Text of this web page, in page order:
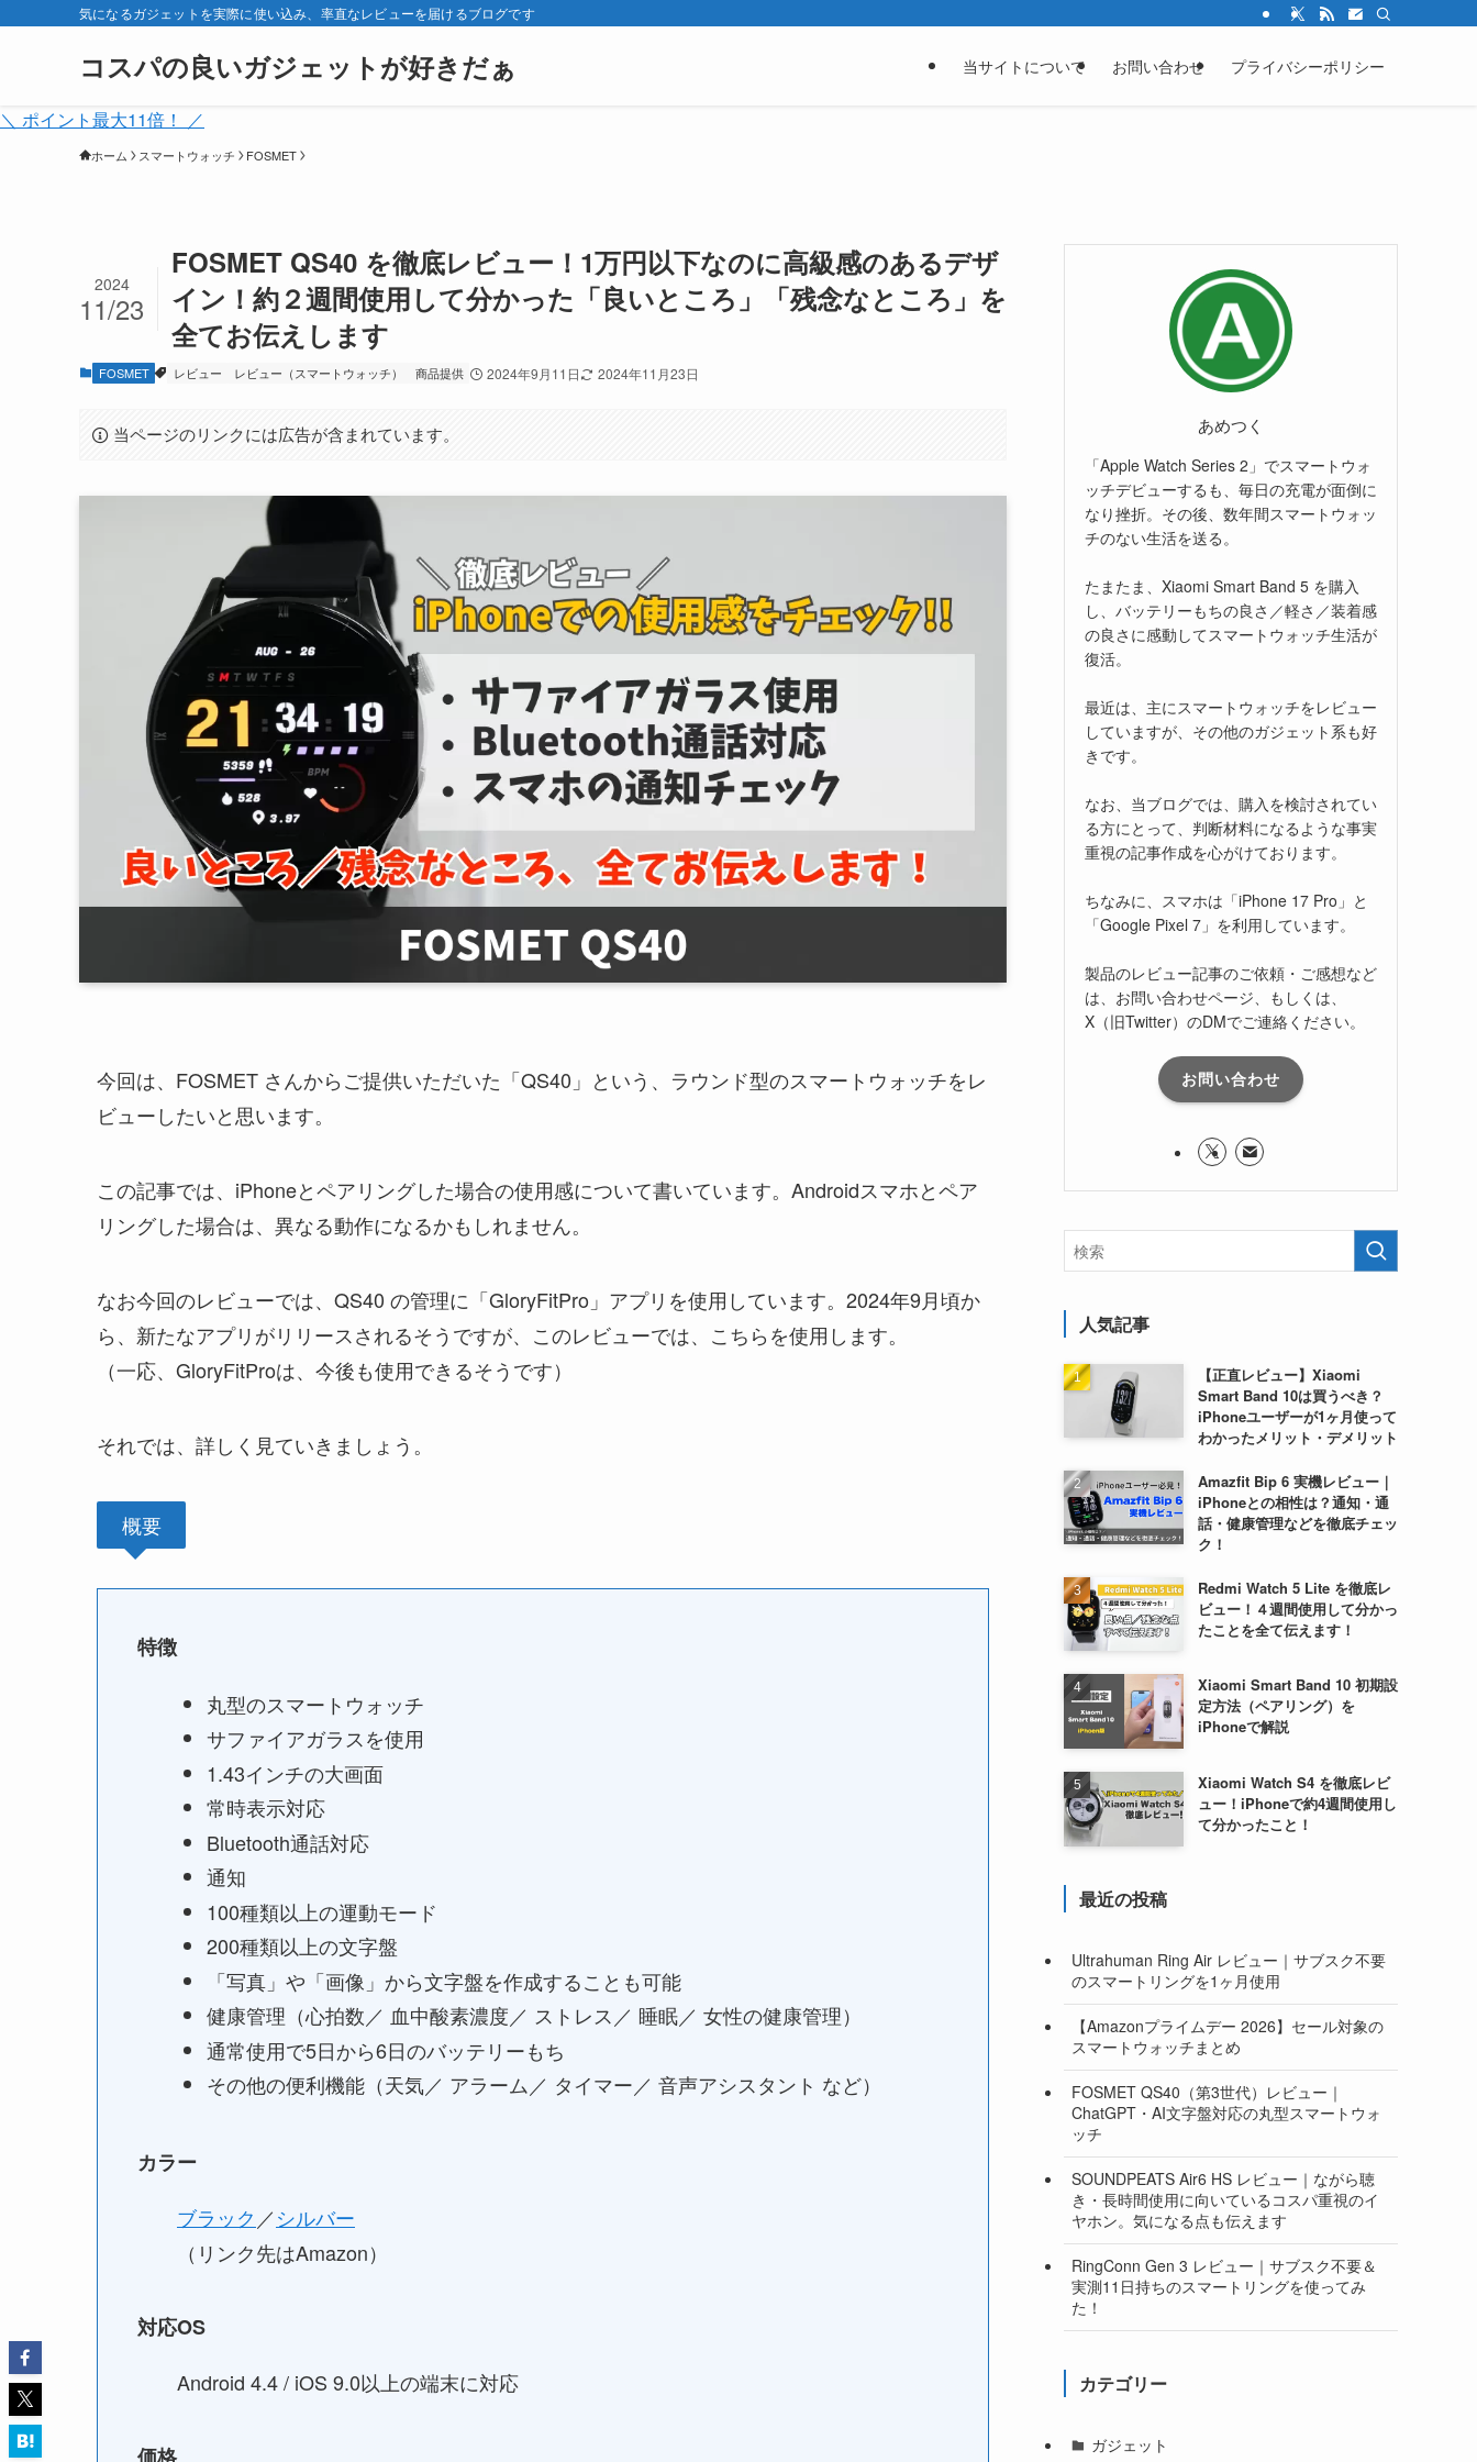
気になるガジェットを実際に使い込み、率直なレビューを届けるブログです
コスパの良いガジェットが好きだぁ 当サイトについて お問い合わせ プライバシーポリシー
＼ ポイント最大11倍！ ／
ホーム スマートウォッチ FOSMET
FOSMET QS40 を徹底レビュー！1万円以下なのに高級感のあるデザ
イン！約２週間使用して分かった「良いところ」「残念なところ」を
全てお伝えします
2024
11/23
FOSMET レビュー レビュー（スマートウォッチ） 商品提供 2024年9月11日 2024年11月23日
当ページのリンクには広告が含まれています。
今回は、FOSMET さんからご提供いただいた「QS40」という、ラウンド型のスマートウォッチをレ
ビューしたいと思います。
この記事では、iPhoneとペアリングした場合の使用感について書いています。Androidスマホとペア
リングした場合は、異なる動作になるかもしれません。
なお今回のレビューでは、QS40 の管理に「GloryFitPro」アプリを使用しています。2024年9月頃か
ら、新たなアプリがリリースされるそうですが、このレビューでは、こちらを使用します。
（一応、GloryFitProは、今後も使用できるそうです）
それでは、詳しく見ていきましょう。
概要
特徴
丸型のスマートウォッチ
サファイアガラスを使用
1.43インチの大画面
常時表示対応
Bluetooth通話対応
通知
100種類以上の運動モード
200種類以上の文字盤
「写真」や「画像」から文字盤を作成することも可能
健康管理（心拍数／ 血中酸素濃度／ ストレス／ 睡眠／ 女性の健康管理）
通常使用で5日から6日のバッテリーもち
その他の便利機能（天気／ アラーム／ タイマー／ 音声アシスタント など）
カラー
ブラック ／シルバー
（リンク先はAmazon）
対応OS
Android 4.4 / iOS 9.0以上の端末に対応
あめつく
「Apple Watch Series 2」でスマートウォ
ッチデビューするも、毎日の充電が面倒に
なり挫折。その後、数年間スマートウォッ
チのない生活を送る。
たまたま、Xiaomi Smart Band 5 を購入
し、バッテリーもちの良さ／軽さ／装着感
の良さに感動してスマートウォッチ生活が
復活。
最近は、主にスマートウォッチをレビュー
していますが、その他のガジェット系も好
きです。
なお、当ブログでは、購入を検討されてい
る方にとって、判断材料になるような事実
重視の記事作成を心がけております。
ちなみに、スマホは「iPhone 17 Pro」と
「Google Pixel 7」を利用しています。
製品のレビュー記事のご依頼・ご感想など
は、お問い合わせページ、もしくは、
X（旧Twitter）のDMでご連絡ください。
お問い合わせ
人気記事
【正直レビュー】Xiaomi
Smart Band 10は買うべき？
iPhoneユーザーが1ヶ月使って
わかったメリット・デメリット
Amazfit Bip 6 実機レビュー｜
iPhoneとの相性は？通知・通
話・健康管理などを徹底チェッ
ク！
Redmi Watch 5 Lite を徹底レ
ビュー！４週間使用して分かっ
たことを全て伝えます！
Xiaomi Smart Band 10 初期設
定方法（ペアリング）を
iPhoneで解説
Xiaomi Watch S4 を徹底レビ
ュー！iPhoneで約4週間使用し
て分かったこと！
最近の投稿
Ultrahuman Ring Air レビュー｜サブスク不要
のスマートリングを1ヶ月使用
【Amazonプライムデー 2026】セール対象の
スマートウォッチまとめ
FOSMET QS40（第3世代）レビュー｜
ChatGPT・AI文字盤対応の丸型スマートウォ
ッチ
SOUNDPEATS Air6 HS レビュー｜ながら聴
き・長時間使用に向いているコスパ重視のイ
ヤホン。気になる点も伝えます
RingConn Gen 3 レビュー｜サブスク不要＆
実測11日持ちのスマートリングを使ってみ
た！
カテゴリー
ガジェット